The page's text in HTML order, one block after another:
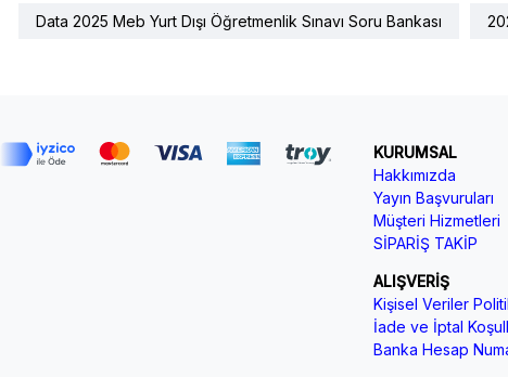
Data 2025 Meb Yurt Dışı Öğretmenlik Sınavı Soru Bankası
KURUMSAL
Hakkımızda
Yayın Başvuruları
Müşteri Hizmetleri
SİPARİŞ TAKİP
ALIŞVERİŞ
Kişisel Veriler
İade ve İptal
Banka Hesap